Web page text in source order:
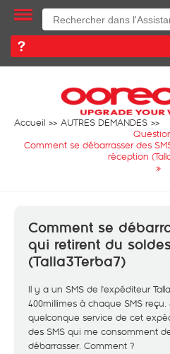
Accueil
AUTRES DEMANDES
Comment se débarrasser des
réception
»
Comment se
qui retirent du
(Talla3Terba7)
Il y a un SMS de l'expéditeur
400millimes à chaque SMS
quelconque service de cet
des SMS qui me consomment
débarrasser. Comment ?